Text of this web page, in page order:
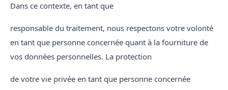
Dans ce contexte, en tant que
responsable du traitement, nous respectons votre volonté
en tant que personne concernée quant à la fourniture de
vos données personnelles. La protection
de votre vie privée en tant que personne concernée